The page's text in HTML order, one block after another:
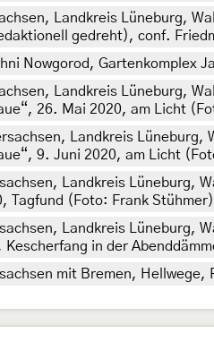
Landkreis Lüneburg,
gedreht), conf.
Nowgorod, Gartenkomplex
Landkreis Lüneburg,
26. Mai 2020, am Licht
Landkreis
9. Juni 2020, am Licht
Landkreis Lüneburg,
Tagfund (Foto: Frank Stühmer)
Landkreis Lüneburg,
in der
mit Bremen,